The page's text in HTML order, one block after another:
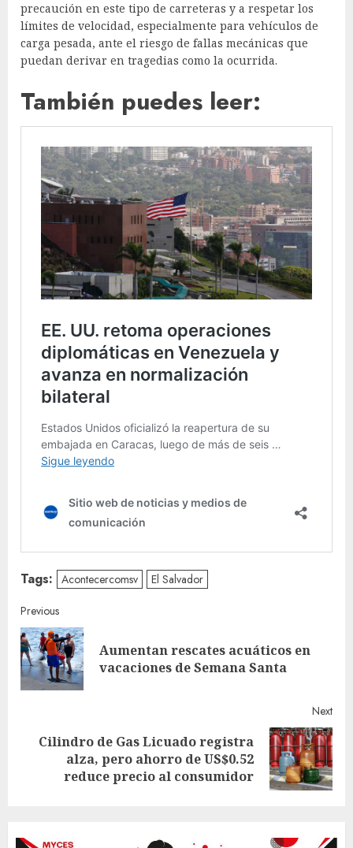
precaución en este tipo de carreteras y a respetar los
límites de velocidad, especialmente para vehículos de
carga pesada, ante el riesgo de fallas mecánicas que
puedan derivar en tragedias como la ocurrida.
También puedes leer:
Tags: Acontecercomsv El Salvador
Continue
Reading
Previous
Aumentan rescates acuáticos en
vacaciones de Semana Santa
Next
Cilindro de Gas Licuado registra
alza, pero ahorro de US$0.52
reduce precio al consumidor